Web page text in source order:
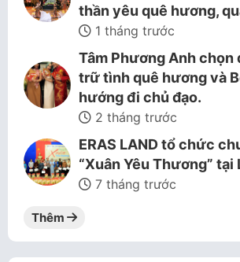
thần yêu quê hương,
1 tháng trước
Tâm Phương Anh chọn
trữ tình quê hương và
hướng đi chủ đạo.
2 tháng trước
ERAS LAND tổ chức
“Xuân Yêu Thương” tại
7 tháng trước
Thêm